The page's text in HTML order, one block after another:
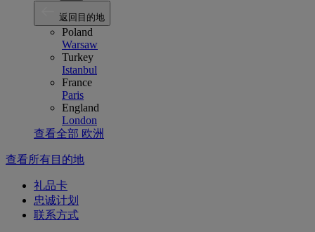
返回目的地
Poland
Warsaw
Turkey
Istanbul
France
Paris
England
London
查看全部 欧洲
查看所有目的地
礼品卡
忠诚计划
联系方式